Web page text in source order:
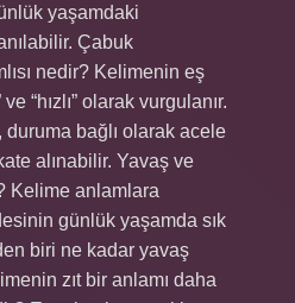
yaşamdaki
Çabuk
nedir? Kelimenin eş
ve “hızlı” olarak vurgulanır.
duruma bağlı olarak acele
alınabilir. Yavaş ve
Kelime anlamlara
günlük yaşamda sık
biri ne kadar yavaş
zıt bir anlamı daha